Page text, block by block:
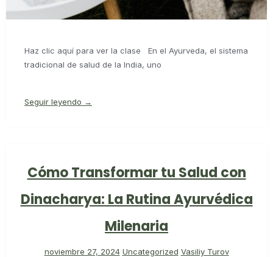
Haz clic aquí para ver la clase En el Ayurveda, el sistema
tradicional de salud de la India, uno
Seguir leyendo →
Cómo Transformar tu Salud con
Dinacharya: La Rutina Ayurvédica
Milenaria
noviembre 27, 2024 Uncategorized Vasiliy Turov